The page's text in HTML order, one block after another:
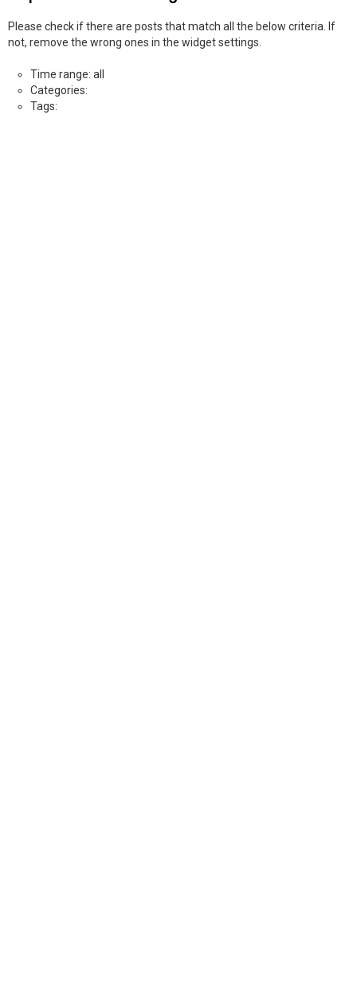
Please check if there are posts that match all the below criteria. If
not, remove the wrong ones in the widget settings.
Time range: all
Categories:
Tags: